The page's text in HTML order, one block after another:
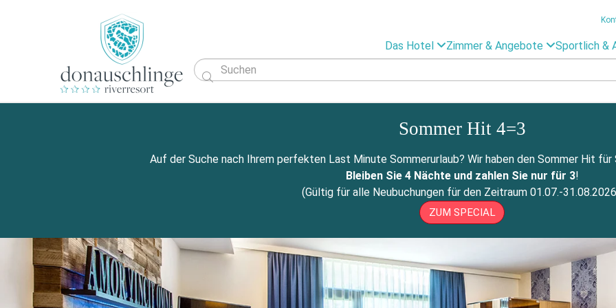
Das Hotel Zimmer & Angebote Sportlich &

Sommer Hit 4=3
Auf der Suche nach Ihrem perfekten Last Minute Sommerurlaub? Wir haben den Sommer Hit
Bleiben Sie 4 Nächte und zahlen Sie nur für 3!
(Gültig für alle Neubuchungen für den Zeitraum 01.07.-
ZUM SPECIAL